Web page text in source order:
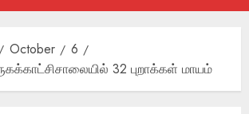
October
6
32 புறாக்கள் மாயம்